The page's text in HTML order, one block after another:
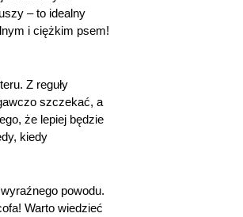
– to idealny
i ciężkim psem!
Z reguły
szczekać, a
że lepiej będzie
kiedy
powodu.
Warto wiedzieć